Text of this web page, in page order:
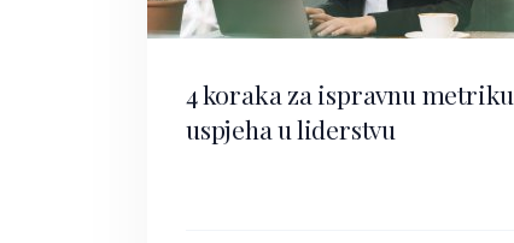
4 koraka za ispravnu metriku
uspjeha u liderstvu